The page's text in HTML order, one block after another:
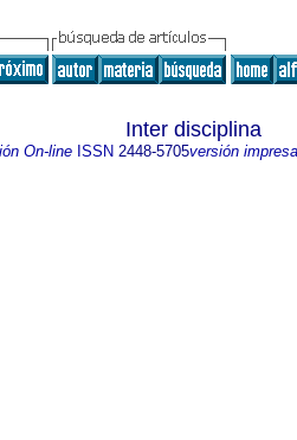
Inter disciplina
On-lineISSN 2448-5705versión impresa